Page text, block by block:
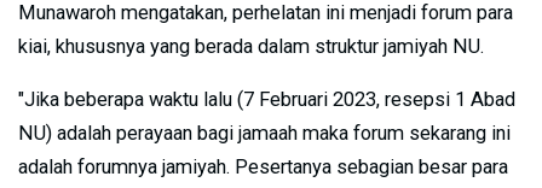
Munawaroh mengatakan, perhelatan ini menjadi forum para
kiai, khususnya yang berada dalam struktur jamiyah NU.
"Jika beberapa waktu lalu (7 Februari 2023, resepsi 1 Abad
NU) adalah perayaan bagi jamaah maka forum sekarang ini
adalah forumnya jamiyah. Pesertanya sebagian besar para